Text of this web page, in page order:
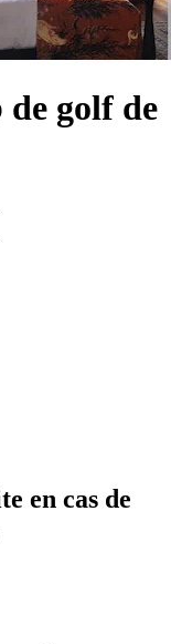
golf de
en cas de